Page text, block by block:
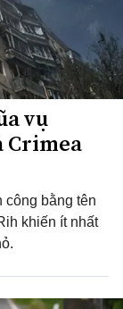
vụ
Crimea
công bằng tên
khiến ít nhất